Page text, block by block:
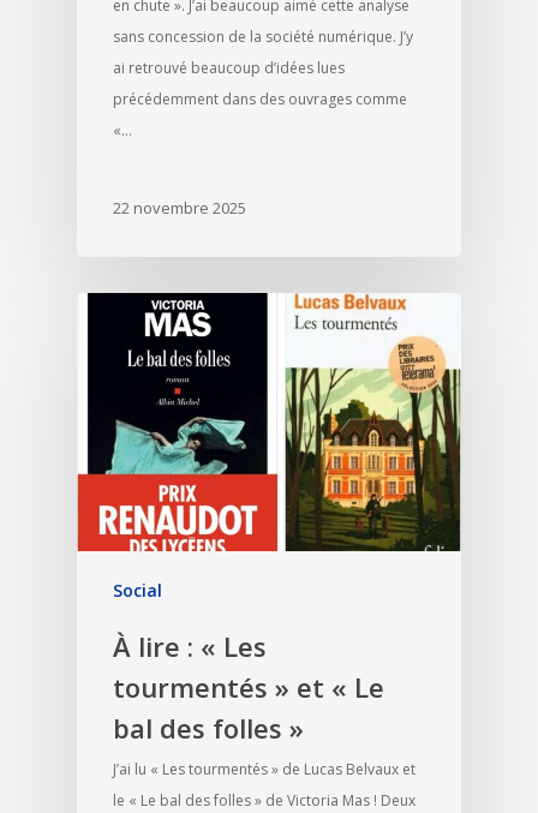
en chute ». J’ai beaucoup aimé cette analyse
sans concession de la société numérique. J’y
ai retrouvé beaucoup d’idées lues
précédemment dans des ouvrages comme
«…
22 novembre 2025
Social
À lire : « Les
tourmentés » et « Le
bal des folles »
J’ai lu « Les tourmentés » de Lucas Belvaux et
le « Le bal des folles » de Victoria Mas ! Deux